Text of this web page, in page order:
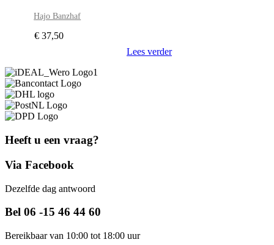
Hajo Banzhaf
€ 37,50
Lees verder
Heeft u een vraag?
Via Facebook
Dezelfde dag antwoord
Bel 06 -15 46 44 60
Bereikbaar van 10:00 tot 18:00 uur